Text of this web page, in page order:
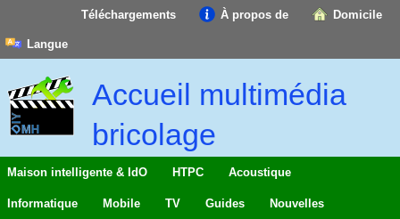
Domicile
À propos de
Téléchargements
Langue
Accueil multimédia
bricolage
Maison intelligente & IdO HTPC Acoustique
Informatique Mobile TV Guides Nouvelles